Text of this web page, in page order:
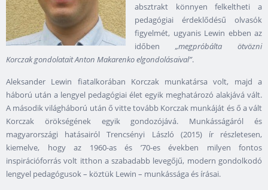
absztrakt könnyen felkeltheti a
pedagógiai érdeklődésű olvasók
figyelmét, ugyanis Lewin ebben az
időben „megpróbálta ötvözni
Korczak gondolatait Anton Makarenko elgondolásaival”.
Aleksander Lewin fiatalkorában Korczak munkatársa volt, majd a
háború után a lengyel pedagógiai élet egyik meghatározó alakjává vált.
A második világháború után ő vitte tovább Korczak munkáját és ő a vált
Korczak örökségének egyik gondozójává. Munkásságáról és
magyarországi hatásairól Trencsényi László (2015) ír részletesen,
kiemelve, hogy az 1960-as és ’70-es években milyen fontos
inspirációforrás volt itthon a szabadabb levegőjű, modern gondolkodó
lengyel pedagógusok – köztük Lewin – munkássága és írásai.